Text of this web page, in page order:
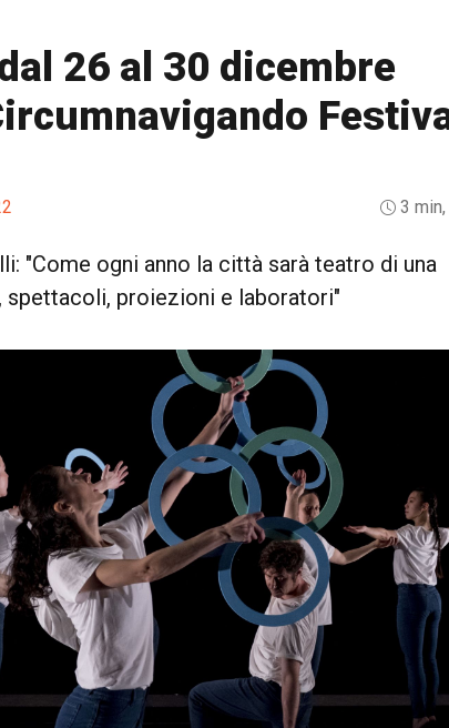
26 al 30 dicembre
3
"Come ogni anno la città sarà teatro di una
spettacoli, proiezioni e laboratori"